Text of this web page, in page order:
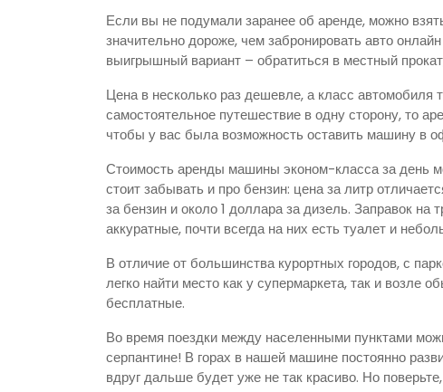
Если вы не подумали заранее об аренде, можно
значительно дороже, чем забронировать авто
выигрышный вариант – обратиться в местный
Цена в несколько раз дешевле, а класс автомобиля
самостоятельное путешествие в одну сторону, то
чтобы у вас была возможность оставить машину в
Стоимость аренды машины эконом-класса за день
стоит забывать и про бензин: цена за литр
за бензин и около 1 доллара за дизель. Заправок на
аккуратные, почти всегда на них есть туалет и
В отличие от большинства курортных городов, с
легко найти место как у супермаркета, так и возле
бесплатные.
Во время поездки между населенными пунктами
серпантине! В горах в нашей машине постоянно
вдруг дальше будет уже не так красиво. Но